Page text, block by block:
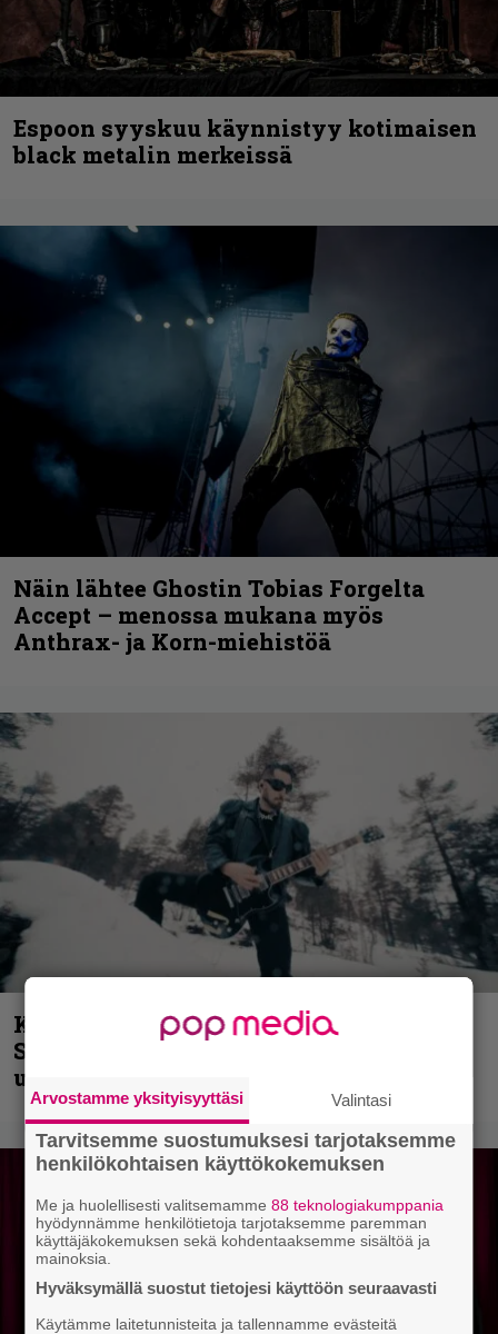
Espoon syyskuu käynnistyy kotimaisen
black metalin merkeissä
Näin lähtee Ghostin Tobias Forgelta
Accept – menossa mukana myös
Anthrax- ja Korn-miehistöä
Kunnianosoitus hyiselle Pohjolalle –
Shining hyppäsi keskelle kinoksia
uudella videollaan
Arvostamme yksityisyyttäsi Valintasi
Tarvitsemme suostumuksesi tarjotaksemme
henkilökohtaisen käyttökokemuksen
Me ja huolellisesti valitsemamme88 teknologiakumppania
hyödynnämme henkilötietoja tarjotaksemme paremman
käyttäjäkokemuksen sekä kohdentaaksemme sisältöä ja
mainoksia.
Hyväksymällä suostut tietojesi käyttöön seuraavasti
Käytämme laitetunnisteita ja tallennamme evästeitä